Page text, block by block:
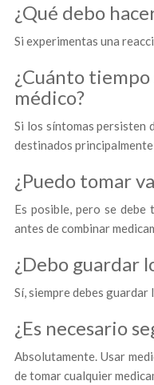
¿Qué debo
Si experimentas una
¿Cuánto
médico?
Si los síntomas persisten
destinados
¿Puedo tomar
Es posible, pero se debe
antes de combinar
¿Debo guardar
Sí, siempre debes
¿Es necesario
Absolutamente. Usar
de tomar cualquier